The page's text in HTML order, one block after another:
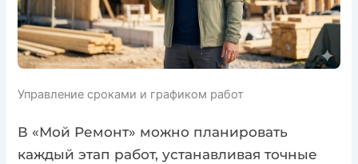
Управление сроками и графиком работ
В «Мой Ремонт» можно планировать
каждый этап работ, устанавливая точные